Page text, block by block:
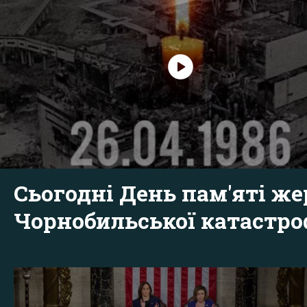
Сьогодні День пам'яті
Чорнобильської